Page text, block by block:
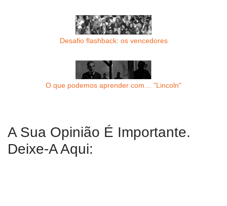
Desafio flashback: os vencedores
O que podemos aprender com… "Lincoln"
A Sua Opinião É Importante.
Deixe-A Aqui: